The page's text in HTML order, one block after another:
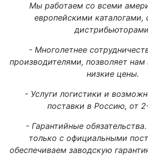
Мы работаем со всеми
европейскими каталогами,
- Многолетнее
производителями, позволяет нам
низкие цены.
- Услуги логистики и
поставки в Россию, от
- Гарантийные
только с официальными
обеспечиваем заводскую